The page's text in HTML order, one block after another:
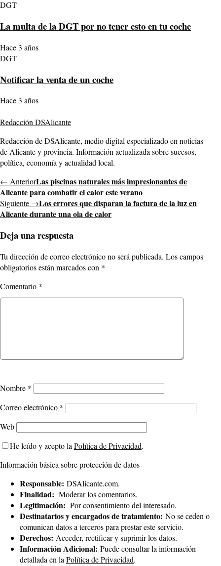
DGT
La multa de la DGT por no tener esto en tu coche
Hace 3 años
DGT
Notificar la venta de un coche
Hace 3 años
Redacción DSAlicante
Redacción de DSAlicante, medio digital especializado en noticias
de Alicante y provincia. Información actualizada sobre sucesos,
política, economía y actualidad local.
← AnteriorLas piscinas naturales más impresionantes de
Alicante para combatir el calor este verano
Siguiente →Los errores que disparan la factura de la luz en
Alicante durante una ola de calor
Deja una respuesta
Tu dirección de correo electrónico no será publicada. Los campos
obligatorios están marcados con *
Comentario *
Nombre *
Correo electrónico *
Web
He leído y acepto la Política de Privacidad.
Información básica sobre protección de datos
Responsable: DSAlicante.com.
Finalidad: Moderar los comentarios.
Legitimación: Por consentimiento del interesado.
Destinatarios y encargados de tratamiento: No se ceden o
comunican datos a terceros para prestar este servicio.
Derechos: Acceder, rectificar y suprimir los datos.
Información Adicional: Puede consultar la información
detallada en la Política de Privacidad.